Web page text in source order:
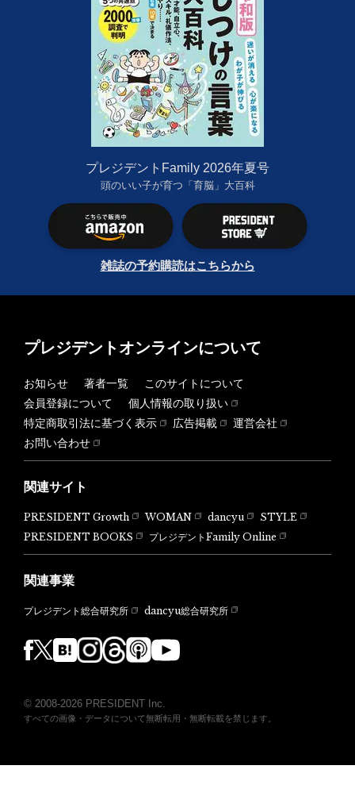
プレジデントFamily 2026年夏号
頭のいい子が育つ「育脳」大百科
雑誌の予約購読はこちらから
プレジデントオンラインについて
お知らせ 著者一覧
このサイトについて
会員登録について
個人情報の取り扱い
特定商取引法に基づく表示
広告掲載
運営会社
お問い合わせ
関連サイト
PRESIDENT Growth WOMAN dancyu
STYLE
PRESIDENT BOOKS
プレジデントFamily Online
関連事業
プレジデント総合研究所 dancyu総合研究所
© 2008-2026 PRESIDENT Inc.
すべての画像・データについて無断転用・無断転載を禁じます。